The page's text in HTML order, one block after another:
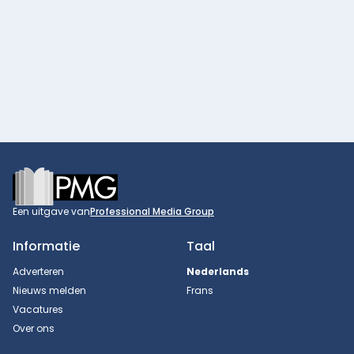
Footer
Een uitgave vanProfessional Media Group
Informatie
Adverteren
Nieuws melden
Vacatures
Over ons
Taal
Nederlands
Frans